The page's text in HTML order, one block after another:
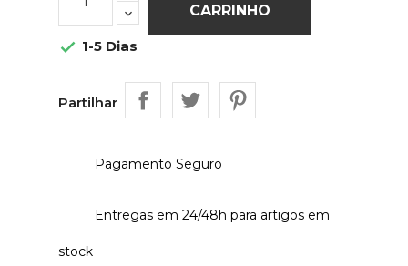
CARRINHO
 1-5 Dias
Partilhar
Pagamento Seguro
Entregas em 24/48h para artigos em
stock